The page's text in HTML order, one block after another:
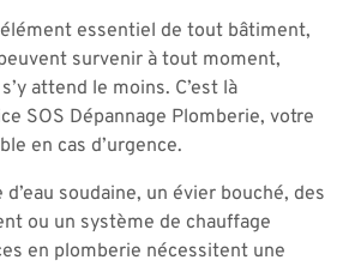
essentiel de tout bâtiment,
survenir à tout moment,
attend le moins. C’est là
SOS Dépannage Plomberie, votre
en cas d’urgence.
soudaine, un évier bouché, des
ou un système de chauffage
en plomberie nécessitent une